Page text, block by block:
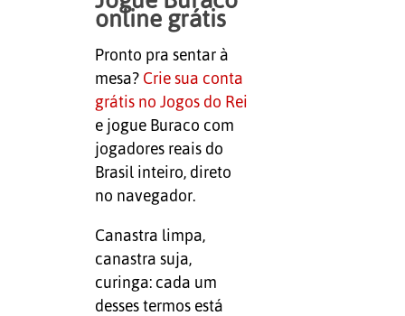
online grátis
Pronto pra sentar à
mesa? Crie sua conta
grátis no Jogos do Rei
e jogue Buraco com
jogadores reais do
Brasil inteiro, direto
no navegador.
Canastra limpa,
canastra suja,
curinga: cada um
desses termos está